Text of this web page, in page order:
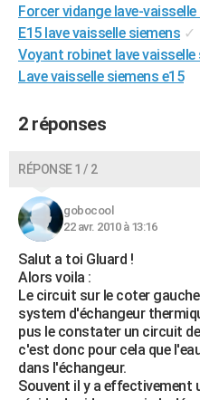
CARTE DE VOEUX
Carte de Noël
Carte Bonne année
Carte Saint-Valentin
Carte Pâques
Carte d'anniversaire
DICTIONNAIRE
COPAINS D'AVANT
S'inscrire
Se connecter
Lycées
Collèges
Primaires
Universités
Entreprises
Service militaire
Avis de recherche
AVIS DE DÉCÈS
FORUM
Bricolage
Lifestyle
Culture
Sport
Auto
Television
Voyage
Cinema
Forcer vidange lave-vaisselle
E15 lave vaisselle siemens ✓
Voyant robinet lave vaisselle
Lave vaisselle siemens e15
2 réponses
RÉPONSE 1 / 2
gobocool
22 avr. 2010 à 13:16
Salut a toi Gluard !
Alors voila :
Le circuit sur le coter
system d'échangeur
pus le constater un circuit
c'est donc pour cela que
dans l'échangeur.
Souvent il y a effectivement